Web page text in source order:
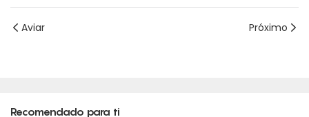
Aviar Próximo
Recomendado para ti